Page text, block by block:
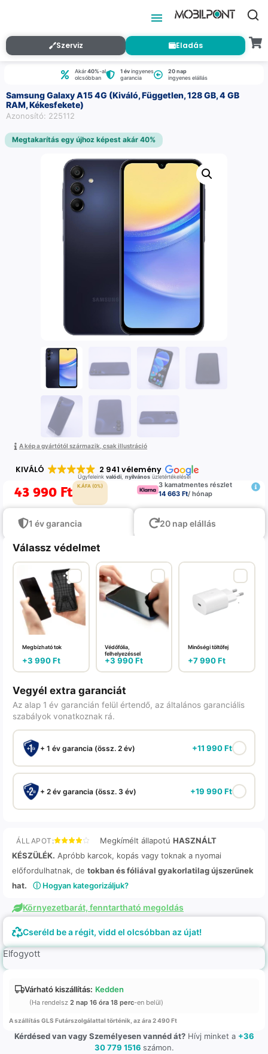
Szerviz Eladás
Akár40%-al
olcsóbban
1 évingyenes
garancia
20 nap
ingyenes elállás
Samsung Galaxy A15 4G (Kiváló, Független, 128 GB, 4 GB
RAM, Kékesfekete)
Azonosító: 225112
Megtakarítás egy újhoz képest akár 40%
A kép a gyártótól származik, csak illustráció
KIVÁLÓ 2 941 vélemény
Ügyfeleink valódi, nyilvánosüzletértékelései
43 990 Ft K.ÁFA (0%)
3 kamatmentes részlet
14 663 Ft/ hónap
1 év garancia 20 nap elállás
Válassz védelmet
Megbízható tok
+3 990Ft
Védőfólia,
felhelyezéssel
+3 990Ft
Minőségi töltőfej
+7 990Ft
Vegyél extra garanciát
Az alap 1 év garancián felül értendő, az általános garanciális
szabályok vonatkoznak rá.
+ 1 év garancia (össz. 2 év) +11 990Ft
+ 2 év garancia (össz. 3 év) +19 990Ft
ÁLLAPOT: Megkímélt állapotú HASZNÁLT
KÉSZÜLÉK. Apróbb karcok, kopás vagy toknak a nyomai
előfordulhatnak, de tokban és fóliával gyakorlatilag újszerűnek
hat.
ⓘ Hogyan kategorizáljuk?
Környezetbarát, fenntartható megoldás
Cseréld be a régit, vidd el olcsóbban az újat!
Elfogyott
Várható kiszállítás: Kedden
(Ha rendelsz 2 nap 16 óra 18 perc-en belül)
A szállítás GLS Futárszolgálattal történik, az ára 2 490 Ft
Kérdésed van vagy Személyesen vannéd át?Hívj minket a +36
30 779 1516 számon.